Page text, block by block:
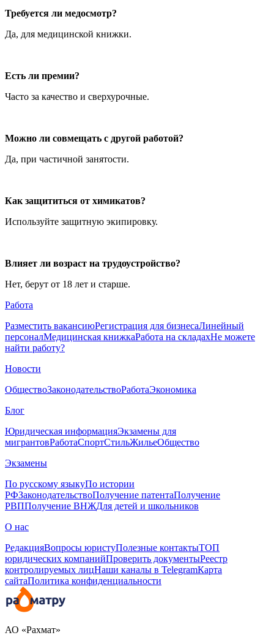
Требуется ли медосмотр?
Да, для медицинской книжки.
Есть ли премии?
Часто за качество и сверхурочные.
Можно ли совмещать с другой работой?
Да, при частичной занятости.
Как защититься от химикатов?
Используйте защитную экипировку.
Влияет ли возраст на трудоустройство?
Нет, берут от 18 лет и старше.
Работа
Разместить вакансиюРегистрация для бизнесаЛинейный
персоналМедицинская книжкаРабота на складахНе можете
найти работу?
Новости
ОбществоЗаконодательствоРаботаЭкономика
Блог
Юридическая информацияЭкзамены для
мигрантовРаботаСпортСтильЖильеОбщество
Экзамены
По русскому языкуПо истории
РФЗаконодательствоПолучение патентаПолучение
РВППолучение ВНЖДля детей и школьников
О нас
РедакцияВопросы юристуПолезные контактыТОП
юридических компанийПроверить документыРеестр
контролируемых лицНаши каналы в TelegramКарта
сайтаПолитика конфиденциальности
АО «Рахмат»